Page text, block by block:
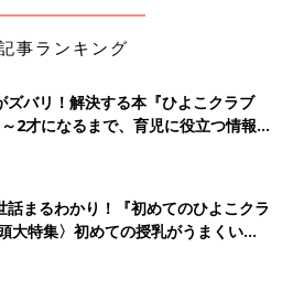
事ランキング
ズバリ！解決する本『ひよこクラブ
2才になるまで、育児に役立つ情報が
話まるわかり！『初めてのひよこクラ
大特集〉初めての授乳がうまくい
ミルクの基本と夏のトラブル 解決テ